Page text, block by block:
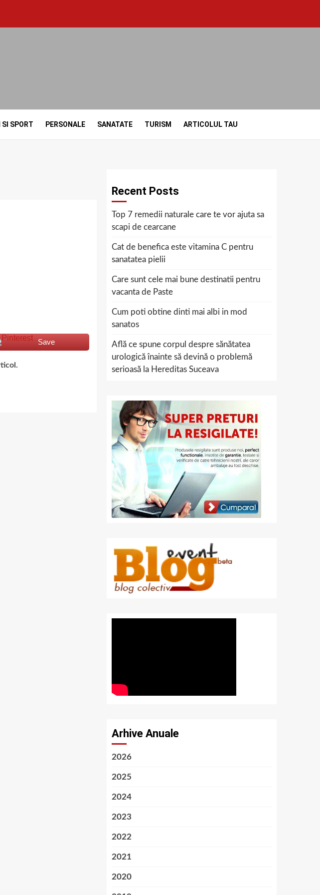
SPORT PERSONALE SANATATE TURISM ARTICOLUL TAU
Save
Recent Posts
Top 7 remedii naturale care te vor ajuta sa
scapi de cearcane
Cat de benefica este vitamina C pentru
sanatatea pielii
Care sunt cele mai bune destinatii pentru
vacanta de Paste
Cum poti obtine dinti mai albi in mod
sanatos
Află ce spune corpul despre sănătatea
urologică înainte să devină o problemă
serioasă la Hereditas Suceava
Arhive Anuale
2026
2025
2024
2023
2022
2021
2020